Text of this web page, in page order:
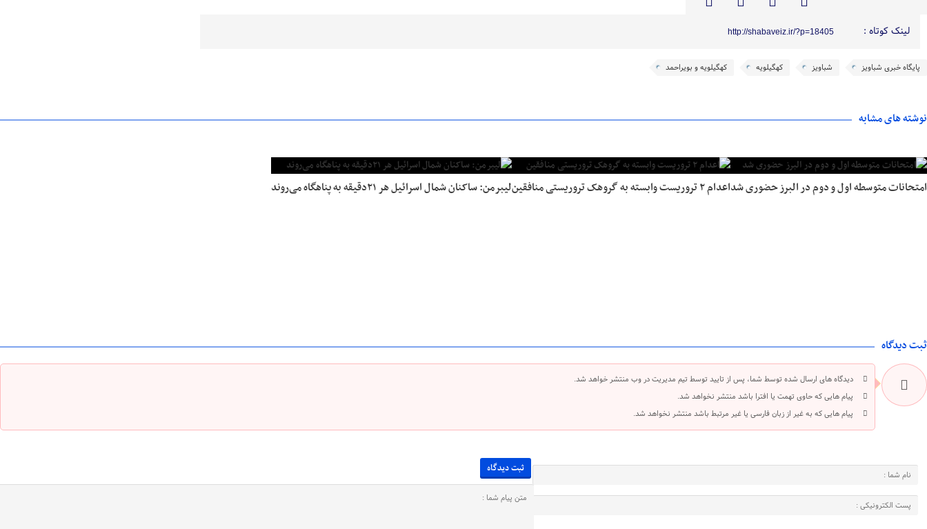
لینک کوتاه : http://shabaveiz.ir/?p=18405
پایگاه خبری شباویز شباویز کهگیلویه کهگیلویه و بویراحمد
نوشته های مشابه
امتحانات متوسطه اول و دوم در البرز حضوری شداعدام ۲ تروریست وابسته به گروهک تروریستی منافقین لیبرمن: ساکنان شمال اسرائیل هر ۲۱دقیقه به پناهگاه می‌روند
ثبت دیدگاه
دیدگاه های ارسال شده توسط شما، پس از تایید توسط تیم مدیریت در وب منتشر خواهد شد.
پیام هایی که حاوی تهمت یا افترا باشد منتشر نخواهد شد.
پیام هایی که به غیر از زبان فارسی یا غیر مرتبط باشد منتشر نخواهد شد.